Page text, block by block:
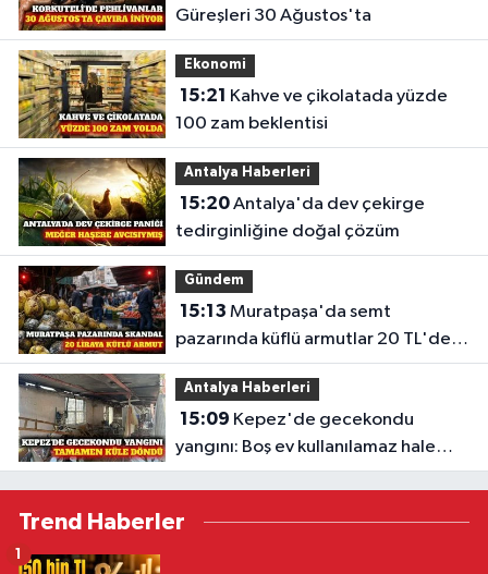
Güreşleri 30 Ağustos'ta
Ekonomi
15:21
100 zam beklentisi
Antalya Haberleri
15:20Antalya'da dev çekirge
tedirginliğine doğal çözüm
Gündem
15:13
pazarında küflü armutlar 20 TL'den
satıldı
Antalya Haberleri
15:09
yangını: Boş ev kullanılamaz hale
geldi
Trend Haberler
1